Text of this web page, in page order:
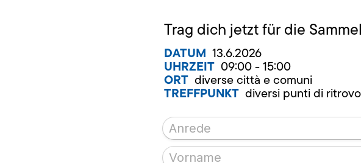
Trag dich jetzt für die
DATUM 13.6.2026
UHRZEIT 09:00 - 15:00
ORT diverse città e comuni
TREFFPUNKT diversi punti di ritrovo